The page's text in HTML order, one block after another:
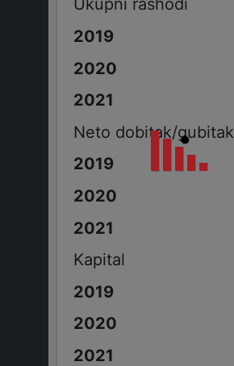
Ukupni rashodi
Neto dobitak/gubitak
Kapital